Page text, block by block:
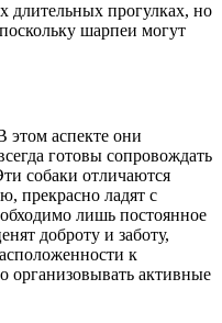
длительных прогулках, но
шарпеи могут
этом аспекте они
готовы сопровождать
собаки отличаются
прекрасно ладят с
лишь постоянное
доброту и заботу,
к
организовывать активные